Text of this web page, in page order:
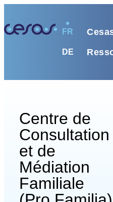
FR
DE
Centre de
Consultation
et de
Médiation
Familiale